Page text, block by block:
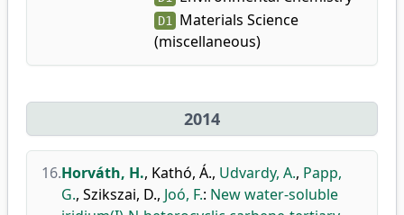
D1 Materials Science
(miscellaneous)
2014
16.Horváth, H., Kathó, Á., Udvardy, A., Papp,
G., Szikszai, D., Joó, F.: New water-soluble